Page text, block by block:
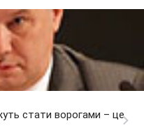
стати ворогами – це